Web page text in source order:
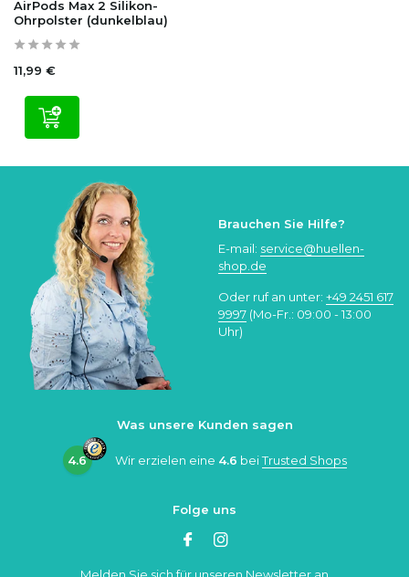
AirPods Max 2 Silikon-
Ohrpolster (dunkelblau)
11,99 €
Brauchen Sie Hilfe?
E-mail: service@huellen-
shop.de
Oder ruf an unter: +49 2451 617
9997 (Mo-Fr.: 09:00 - 13:00
Uhr)
Was unsere Kunden sagen
4.6 Wir erzielen eine 4.6 beiTrusted Shops
Folge uns